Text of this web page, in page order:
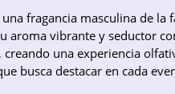
una fragancia masculina de la
aroma vibrante y seductor
una experiencia
busca destacar en cada